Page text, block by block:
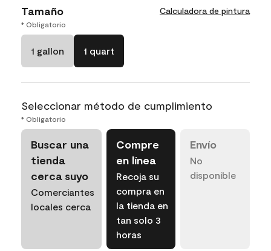
Tamaño Calculadora de pintura
* Obligatorio
1 gallon 1 quart
Seleccionar método de cumplimiento
* Obligatorio
Buscar una
tienda
cerca suyo
Comerciantes
locales cerca
Compre
en línea
Recoja su
compra en
la tienda en
tan solo 3
horas
Envío
No
disponible